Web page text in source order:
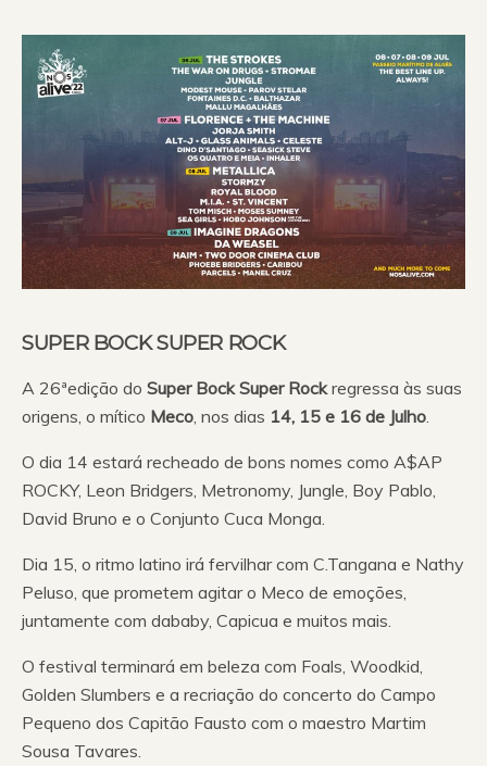
SUPER BOCK SUPER ROCK
A 26ªedição do Super Bock Super Rockregressa às suas
origens, o mítico Meco , nos dias 14, 15 e 16 de Julho
O dia 14 estará recheado de bons nomes como A$AP
ROCKY, Leon Bridgers, Metronomy, Jungle, Boy Pablo,
David Bruno e o Conjunto Cuca Monga.
Dia 15, o ritmo latino irá fervilhar com C.Tangana e Nathy
Peluso, que prometem agitar o Meco de emoções,
juntamente com dababy, Capicua e muitos mais.
O festival terminará em beleza com Foals, Woodkid,
Golden Slumbers e a recriação do concerto do Campo
Pequeno dos Capitão Fausto com o maestro Martim
Sousa Tavares.